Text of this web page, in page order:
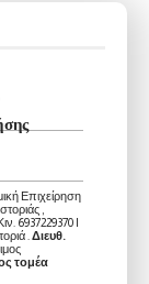
Επιχείρηση
,
6937229370 |
. Διευθ.
τομέα